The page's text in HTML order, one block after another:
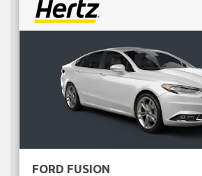
FORD FUSION